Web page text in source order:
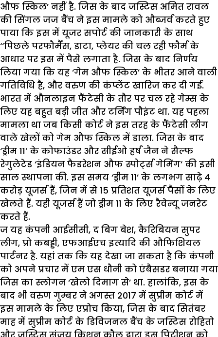
औफ स्किल’ नहीं है. जिस के बाद जस्टिस अमित रावल
की सिंगल जज बैंच ने इस मामले को औब्जर्व करते हुए
पाया कि इस में यूजर सपोर्ट की जानकारी के साथ
‘‘पिछले परफौर्मैंस, डाटा, प्लेयर की चल रही फौर्म के
आधार पर इस में पैसे लगाता है. जिस के बाद निर्णय
लिया गया कि यह ‘गेम औफ स्किल’ के भीतर आने वाली
गतिविधि है, और वरुण की कंप्लेंट खारिज कर दी गई.
भारत में औनलाइन फैंटेसी के तौर पर चल रहे गेम्स के
लिए यह बहुत बड़ी जीत और टर्निंग पौइंट था. यह पहला
मामला था जब किसी कोर्ट ने इस तरह के फैंटेसी लीग
वाले खेलों को गेम औफ स्किल में डाला. जिस के बाद
‘ड्रीम 11’ के कोफाउंडर और सीईओ हर्ष जैन ने सैल्फ
रेगुलेटेड ‘इंडियन फैडरेशन औफ स्पोर्ट्स गेमिंग’ की इसी
साल स्थापना की. इस समय ‘ड्रीम 11’ के लगभग साढ़े 4
करोड़ यूजर्स हैं, जिन में से 15 प्रतिशत यूजर्स पैसों के लिए
खेलते हैं. यही यूजर्स हैं जो ड्रीम 11 के लिए रैवेन्यू जनरेट
करते हैं.
ज यह कंपनी आईसीसी, द बिग बेश, कैरिबियन सुपर
लीग, प्रो कबड्डी, एफआईएच इत्यादि की औफिशियल
पार्टनर है. यहां तक कि यह देखा जा सकता है कि कंपनी
को अपने प्रचार में एम एस धौनी को एंबैसडर बनाया गया
जिस का स्लोगन ‘खेलो दिमाग से’ था. हालांकि, इस के
बाद भी वरुण गुम्बर ने अगस्त 2017 में सुप्रीम कोर्ट में
इस मामले के लिए एप्रोच किया, जिस के बाद सितंबर
माह में सुप्रीम कोर्ट के डिविजनल बैंच के जस्टिस रोहितो